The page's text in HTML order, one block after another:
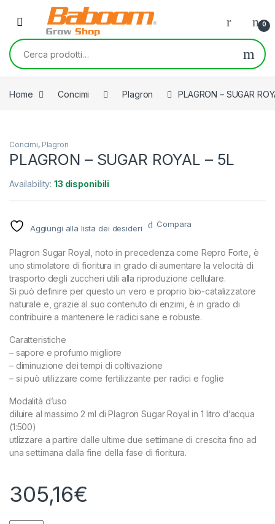
Skip to navigation
Skip to content
0
Cerca:
Home Concimi Plagron PLAGRON – SUGAR
Concimi, Plagron
PLAGRON – SUGAR ROYAL – 5L
Availability:13 disponibili
Aggiungi alla lista dei desideri Compara
Plagron Sugar Royal, noto in precedenza come Repro Forte, è
uno stimolatore di fioritura in grado di aumentare la velocità di
trasporto degli zuccheri utili alla riproduzione cellulare.
Si può definire per questo un vero e proprio bio-catalizzatore
naturale e, grazie al suo contenuto di enzimi, è in grado di
contribuire a mantenere le radici sane e robuste.
Caratteristiche
– sapore e profumo migliore
– diminuzione dei tempi di coltivazione
– si può utilizzare come fertilizzante per radici e foglie
Modalità d’uso
diluire al massimo 2 ml di Plagron Sugar Royal in 1 litro d’acqua
(1:500)
utlizzare a partire dalle ultime due settimane di crescita fino ad
una settimana dalla fine della fase di fioritura.
305,16€